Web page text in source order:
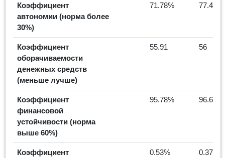
Коэффициент
автономии (норма более
30%)
71.78% 77.4%
Коэффициент
оборачиваемости
денежных средств
(меньше лучше)
55.91 56
Коэффициент
финансовой
устойчивости (норма
выше 60%)
95.78% 96.61%
Коэффициент
0.53% 0.37%